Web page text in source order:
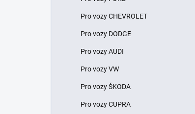
Pro vozy CHEVROLET
Pro vozy DODGE
Pro vozy AUDI
Pro vozy VW
Pro vozy ŠKODA
Pro vozy CUPRA